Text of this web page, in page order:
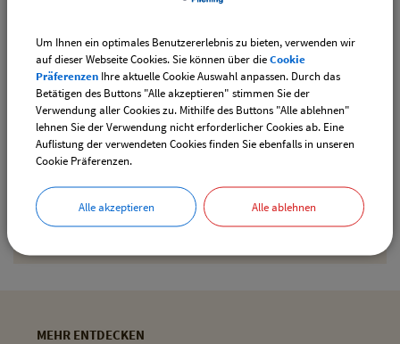
Gemeinde Pliening
Geltinger Str. 18
85652 Pliening
downloaden
Drucken
MEHR ENTDECKEN
Um Ihnen ein optimales Benutzererlebnis zu bieten, verwenden wir
auf dieser Webseite Cookies. Sie können über dieCookie
Präferenzen Ihre aktuelle Cookie Auswahl anpassen. Durch das
Betätigen des Buttons "Alle akzeptieren" stimmen Sie der
Verwendung aller Cookies zu. Mithilfe des Buttons "Alle ablehnen"
lehnen Sie der Verwendung nicht erforderlicher Cookies ab. Eine
Auflistung der verwendeten Cookies finden Sie ebenfalls in unseren
Cookie Präferenzen.
Alle akzeptieren Alle ablehnen